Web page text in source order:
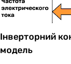
Інверторний
модель